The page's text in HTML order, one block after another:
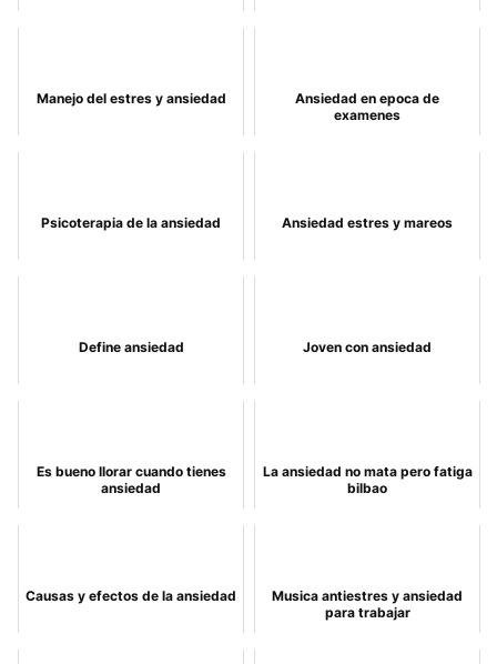
Manejo del estres y ansiedad
Ansiedad en epoca de
examenes
Psicoterapia de la ansiedad Ansiedad estres y mareos
Define ansiedad Joven con ansiedad
Es bueno llorar cuando tienes
ansiedad
La ansiedad no mata pero fatiga
bilbao
Causas y efectos de la ansiedad
Musica antiestres y ansiedad
para trabajar